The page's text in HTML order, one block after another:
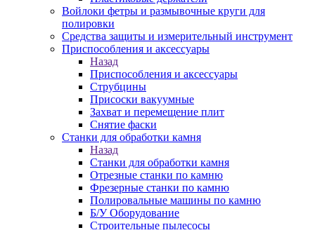
Войлоки фетры и размывочные круги для
полировки
Средства защиты и измерительный инструмент
Приспособления и аксессуары
Назад
Приспособления и аксессуары
Струбцины
Присоски вакуумные
Захват и перемещение плит
Снятие фаски
Станки для обработки камня
Назад
Станки для обработки камня
Отрезные станки по камню
Фрезерные станки по камню
Полировальные машины по камню
Б/У Оборудование
Строительные пылесосы